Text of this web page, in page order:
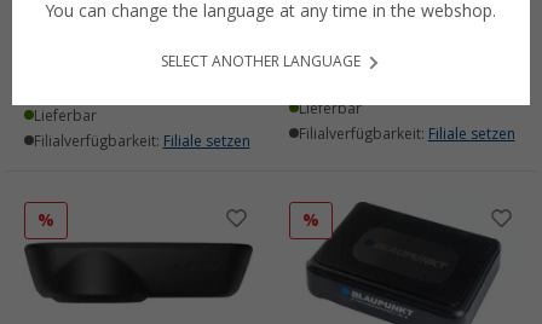
ab 2006
Lieferbar
Filialverfügbarkeit: Filiale setzen
WX140DA mit Verstärker
149,- € UVP
Lieferbar
Filialverfügbarkeit: Filiale setzen
% %
You can change the language at any time in the webshop.
SELECT ANOTHER LANGUAGE